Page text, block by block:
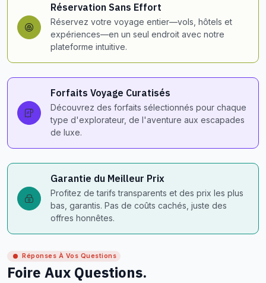
Réservation Sans Effort
Réservez votre voyage entier—vols, hôtels et
expériences—en un seul endroit avec notre
plateforme intuitive.
Forfaits Voyage Curatisés
Découvrez des forfaits sélectionnés pour chaque
type d'explorateur, de l'aventure aux escapades
de luxe.
Garantie du Meilleur Prix
Profitez de tarifs transparents et des prix les plus
bas, garantis. Pas de coûts cachés, juste des
offres honnêtes.
Réponses À Vos Questions
Foire Aux Questions.